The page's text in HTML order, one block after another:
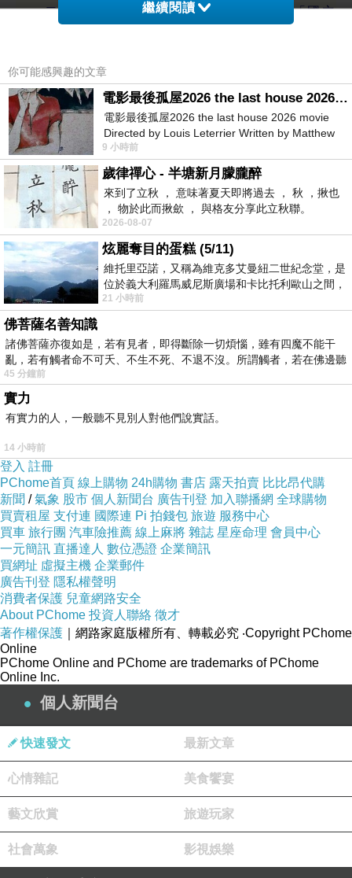
二〇二四年二月二日，至三月五日，於「國立
文）石美麗〈叔芳〉個人展。
乃至成立「臺北市蘇軾文化學會」，號召喜愛
蘇東坡的粉絲加入！
【雪堂雅韻】
⊕「雪堂」為蘇東坡在黃州的書齋名，用此稱呼
石女士的創作空間，極具雅趣。
◇阿婆的庭院（新聞台）
http://mypaper.pchome.com.tw/news/nlmnreev/
◇美麗書間（臉書）
https://www.facebook.com/meili.milonni
◇臺北市蘇軾文化研究會（臉書社團）
https://www.facebook.com/groups/199721455749
8164/
=====================================
=======================
※本文首舖「新聞台。潘文良著作集」。
◎潘文良《致石美麗聯》。2026.06.11.四
07:00:00
https://mypaper.pchome.com.tw/avun01/post/138
5003411
※佈告於阿文臉書。
https://www.facebook.com/avun.pan/posts/pfbid0ZVmQskTiegmXK8DMU58D9GPpsGd9rAFs3YBnaFFj78wABCNAKjkjRaqY49DPCRwjl
※佈告於阿婆臉書。
https://www.facebook.com/meili.milonni/posts/174924
6873289799
※佈告於臉書「觀照思惟錄」。
https://www.facebook.com/groups/220244542125363/posts/17976595
※內存於：我的網站/01/B/B1/B1_109-1.htm
■標籤：美感 #物理 #教授 #陶刻 #書法 #大藝 #麗
筆墨
繼續閱讀
你可能感興趣的文章
電影最後孤屋2026 the last house 2026 movie
電影最後孤屋2026 the last house 2026 movie
Directed by Louis Leterrier Written by Matthew
Robinson Starring Greta Lee Wa
9 小時前
歲律禪心 - 半塘新月朦朧醉
來到了立秋 ， 意味著夏天即將過去 ， 秋 ，揪也
， 物於此而揪歛 ， 與格友分享此立秋聯。
2026-08-07
炫麗奪目的蛋糕 (5/11)
維托里亞諾，又稱為維克多艾曼紐二世紀念堂，是
位於義大利羅馬威尼斯廣場和卡比托利歐山之間，
用以紀念統一義大利統一後的的第一位國
21 小時前
佛菩薩名善知識
諸佛菩薩亦復如是，若有見者，即得斷除一切煩惱，雖有四魔不能干
亂，若有觸者命不可夭、不生不死、不退不沒。所謂觸者，若在佛邊聽
受
45 分鐘前
實力
有實力的人，一般聽不見別人對他們說實話。
14 小時前
登入 註冊
PChome首頁 線上購物 24h購物 書店 露天拍賣 比比昂代購
新聞 /氣象 股市 個人新聞台 廣告刊登 加入聯播網 全球購物
買賣租屋 支付連 國際連 Pi 拍錢包 旅遊 服務中心
買車 旅行團 汽車險推薦 線上麻將 雜誌 星座命理 會員中心
一元簡訊 直播達人 數位憑證 企業簡訊
買網址 虛擬主機 企業郵件
廣告刊登 隱私權聲明
消費者保護 兒童網路安全
About PChome 投資人聯絡 徵才
著作權保護 ｜網路家庭版權所有、轉載必究 ‧Copyright PChome
Online
PChome Online and PChome are trademarks of PChome
Online Inc.
個人新聞台
快速發文 最新文章
心情雜記 美食饗宴
藝文欣賞 旅遊玩家
社會萬象 影視娛樂